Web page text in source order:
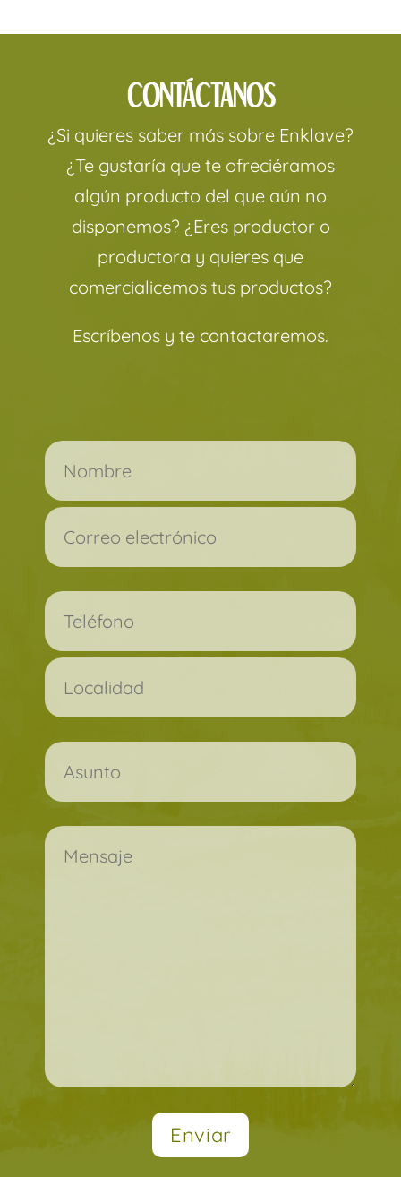
CONTÁCTANOS
¿Si quieres saber más sobre Enklave?
¿Te gustaría que te ofreciéramos
algún producto del que aún no
disponemos? ¿Eres productor o
productora y quieres que
comercialicemos tus productos?
Escríbenos y te contactaremos.
Por favor, deja este campo vacío.